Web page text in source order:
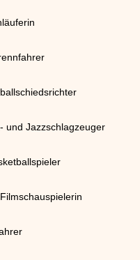
und Jazzschlagzeuger